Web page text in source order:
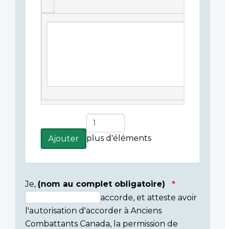
Ajouter
Ajouter
plus
d'éléments
plus d'éléments
Consent
section
Je, (nom au complet obligatoire)
accorde, et atteste avoir
l'autorisation d'accorder à Anciens
Combattants Canada, la permission de